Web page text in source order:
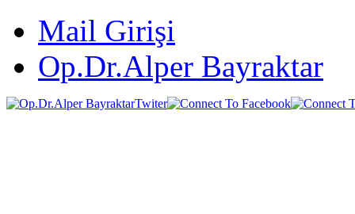
Mail Girişi
Op.Dr.Alper Bayraktar